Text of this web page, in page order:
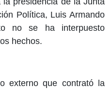
Política, Luis Armando
no se ha interpuesto
hechos.
externo que contrató la